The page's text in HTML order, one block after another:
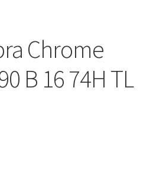
Chrome
B 16 74H TL